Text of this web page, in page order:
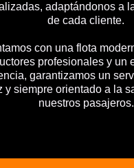
adaptándonos a
de cada cliente.
con una flota
profesionales y un
garantizamos un
y siempre orientado a la
nuestros pasajeros.